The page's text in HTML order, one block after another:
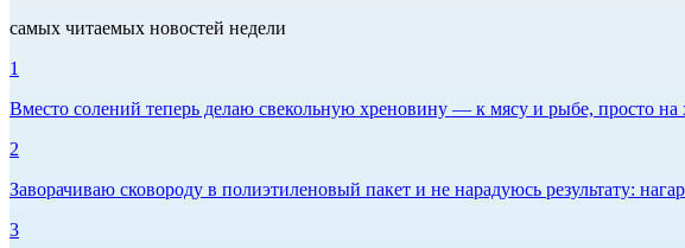
самых читаемых новостей недели
1
Вместо солений теперь делаю свекольную хреновину — к мясу и рыбе, просто на
2
Заворачиваю сковороду в полиэтиленовый пакет и не нарадуюсь результату:
3